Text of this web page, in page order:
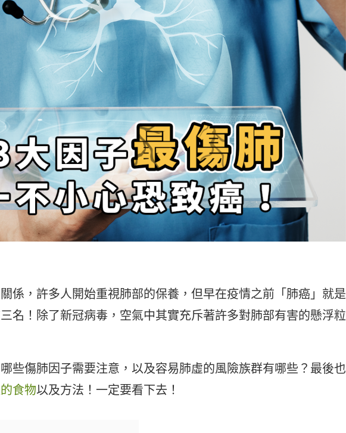
係，許多人開始重視肺部的保養，但早在疫情之前「肺癌」就是
名！除了新冠病毒，空氣中其實充斥著許多對肺部有害的懸浮粒
些傷肺因子需要注意，以及容易肺虛的風險族群有哪些？最後也
食物以及方法！一定要看下去！